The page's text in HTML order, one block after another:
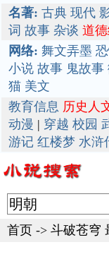
名著: 古典 现代
词 故事 杂谈 道
网络: 舞文弄墨
小说 故事 鬼故事
猫 美文
教育信息 历史人
动漫 | 穿越 校园
游记 红楼梦 水浒
首页 -> 斗破苍穹